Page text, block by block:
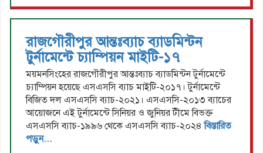
রাজগৌরীপুর আন্তঃব্যাচ ব্যাডমিন্টন
টুর্নামেন্টে চ্যাম্পিয়ন মাইটি-১৭
ময়মনসিংহের রাজগৌরীপুর আন্তঃব্যাচ ব্যাডমিন্টন টুর্নামেন্টে
চ্যাম্পিয়ন হয়েছে এসএসসি ব্যাচ মাইটি-২০১৭। টুর্নামেন্টে
বিজিত দল এসএসসি ব্যাচ-২০২১। এসএসসি-২০১৩ ব্যাচের
আয়োজনে এই টুর্নামেন্টে সিনিয়র ও জুনিয়র টীমে বিভক্ত
এসএসসি ব্যাচ-১৯৯৬ থেকে এসএসসি ব্যাচ-২০২৪বিস্তারিত
পড়ুন...